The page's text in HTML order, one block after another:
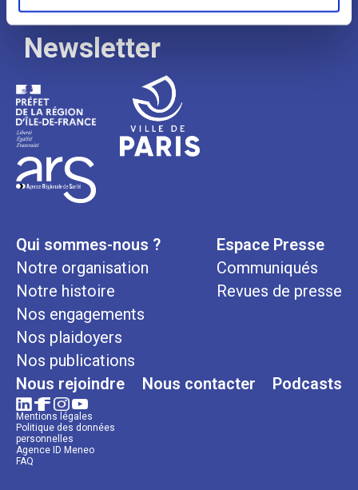
Newsletter
Qui sommes-nous ?
Notre organisation
Notre histoire
Nos engagements
Nos plaidoyers
Nos publications
Espace Presse
Communiqués
Revues de presse
Nous rejoindre Nous contacter Podcasts
Mentions légales
Politique des données
personnelles
Agence ID Meneo
FAQ